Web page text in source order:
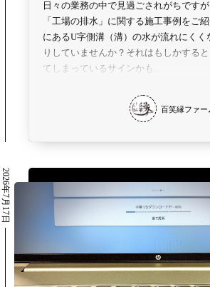
日々の業務の中で見過ごされがちです
「工場の排水」に関する施工事例をご
にあるU字側溝（溝）の水が流れにくく
りしていませんか？それはもしかする
てしまっているサインかも...
百笑縁ファー
2026年7月17日